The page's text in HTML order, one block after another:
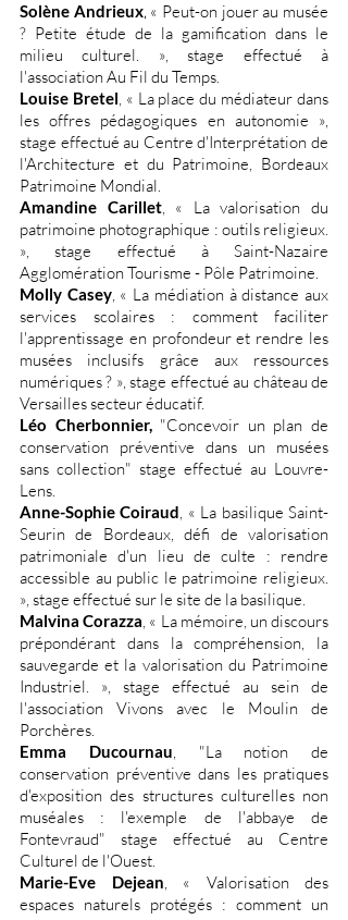
Solène Andrieux, « Peut-on jouer au musée
? Petite étude de la gamification dans le
milieu culturel. », stage effectué à
l'association Au Fil du Temps.
Louise Bretel, « La place du médiateur dans
les offres pédagogiques en autonomie »,
stage effectué au Centre d'Interprétation de
l'Architecture et du Patrimoine, Bordeaux
Patrimoine Mondial.
Amandine Carillet, « La valorisation du
patrimoine photographique : outils religieux.
», stage effectué à Saint-Nazaire
Agglomération Tourisme - Pôle Patrimoine.
Molly Casey, « La médiation à distance aux
services scolaires : comment faciliter
l'apprentissage en profondeur et rendre les
musées inclusifs grâce aux ressources
numériques ? », stage effectué au château de
Versailles secteur éducatif.
Léo Cherbonnier, "Concevoir un plan de
conservation préventive dans un musées
sans collection" stage effectué au Louvre-
Lens.
Anne-Sophie Coiraud, « La basilique Saint-
Seurin de Bordeaux, défi de valorisation
patrimoniale d'un lieu de culte : rendre
accessible au public le patrimoine religieux.
», stage effectué sur le site de la basilique.
Malvina Corazza, « La mémoire, un discours
prépondérant dans la compréhension, la
sauvegarde et la valorisation du Patrimoine
Industriel. », stage effectué au sein de
l'association Vivons avec le Moulin de
Porchères.
Emma Ducournau, "La notion de
conservation préventive dans les pratiques
d'exposition des structures culturelles non
muséales : l'exemple de l'abbaye de
Fontevraud" stage effectué au Centre
Culturel de l'Ouest.
Marie-Eve Dejean, « Valorisation des
espaces naturels protégés : comment un